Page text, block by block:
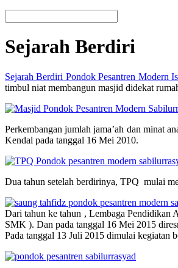
Sejarah Berdiri
Sejarah Berdiri Pondok Pesantren Modern
timbul niat membangun masjid didekat
Perkembangan jumlah jama’ah dan minat
Kendal pada tanggal 16 Mei 2010.
Dua tahun setelah berdirinya, TPQ mulai
Dari tahun ke tahun , Lembaga Pendidikan
SMK ). Dan pada tanggal 16 Mei 2015
Pada tanggal 13 Juli 2015 dimulai kegiatan